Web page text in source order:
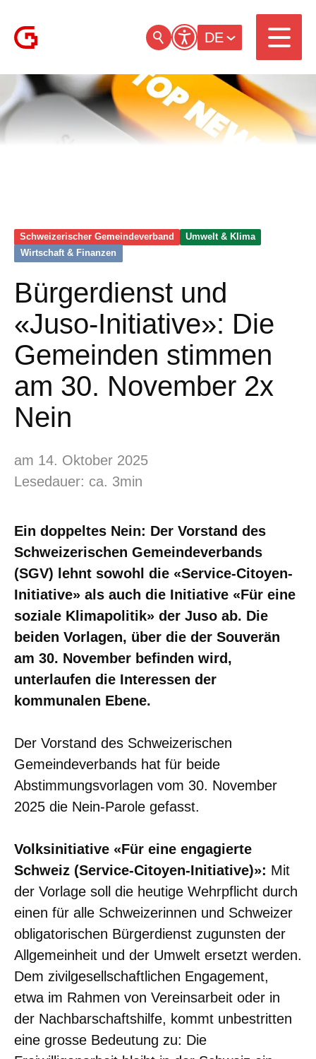
DE
Schweizerischer Gemeinde­verband
Umwelt & Klima
Wirtschaft & Finanzen
Bürgerdienst und
«Juso-Initiative»: Die
Gemeinden stimmen
am 30. November 2x
Nein
am 14. Oktober 2025
Lesedauer: ca. 3min
Ein doppeltes Nein: Der Vorstand des
Schweizerischen Gemeindeverbands
(SGV) lehnt sowohl die «Service-Citoyen-
Initiative» als auch die Initiative «Für eine
soziale Klimapolitik» der Juso ab. Die
beiden Vorlagen, über die der Souverän
am 30. November befinden wird,
unterlaufen die Interessen der
kommunalen Ebene.
Der Vorstand des Schweizerischen
Gemeindeverbands hat für beide
Abstimmungsvorlagen vom 30. November
2025 die Nein-Parole gefasst.
Volksinitiative «Für eine engagierte
Schweiz (Service-Citoyen-Initiative)»: Mit
der Vorlage soll die heutige Wehrpflicht durch
einen für alle Schweizerinnen und Schweizer
obligatorischen Bürgerdienst zugunsten der
Allgemeinheit und der Umwelt ersetzt werden.
Dem zivilgesellschaftlichen Engagement,
etwa im Rahmen von Vereinsarbeit oder in
der Nachbarschaftshilfe, kommt unbestritten
eine grosse Bedeutung zu: Die